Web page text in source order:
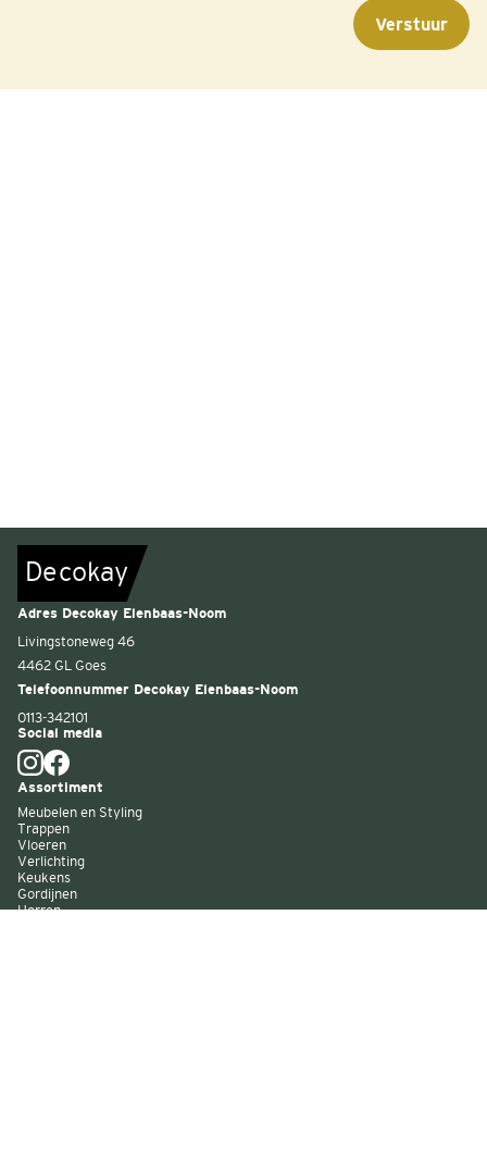
Decokay
Adres Decokay Elenbaas-Noom
Livingstoneweg 46
4462 GL Goes
Telefoonnummer Decokay Elenbaas-Noom
0113-342101
Social media
Assortiment
Meubelen en Styling
Trappen
Vloeren
Verlichting
Keukens
Gordijnen
Horren